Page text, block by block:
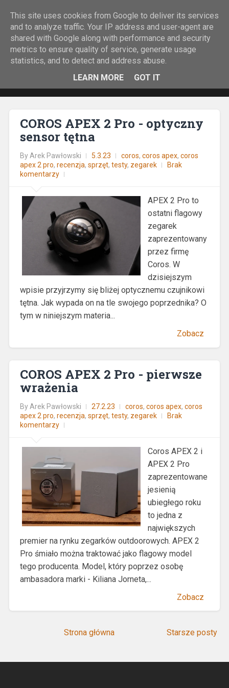
Rock&Run
O bieganiu z górskiej perspektywy.
COROS APEX 2 Pro - optyczny
sensor tętna
ByArek Pawłowski 5.3.23 coros, coros apex, coros
apex 2 pro, recenzja, sprzęt, testy, zegarek
Brak
komentarzy
APEX 2 Pro to
ostatni flagowy
zegarek
zaprezentowany
przez firmę
Coros. W
dzisiejszym
wpisie przyjrzymy się bliżej optycznemu czujnikowi
tętna. Jak wypada on na tle swojego poprzednika? O
tym w niniejszym materia...
Zobacz
COROS APEX 2 Pro - pierwsze
wrażenia
By Arek Pawłowski 27.2.23 coros, coros apex, coros
apex 2 pro, recenzja, sprzęt, testy, zegarek
Brak
komentarzy
Coros APEX 2 i
APEX 2 Pro
zaprezentowane
jesienią
ubiegłego roku
to jedna z
największych
premier na rynku zegarków outdoorowych. APEX 2
Pro śmiało można traktować jako flagowy model
tego producenta. Model, który poprzez osobę
ambasadora marki - Kiliana Jorneta,...
Zobacz
Starsze posty
Strona główna
This site uses cookies from Google to deliver its services
and to analyze traffic. Your IP address and user-agent are
shared with Google along with performance and security
metrics to ensure quality of service, generate usage
statistics, and to detect and address abuse.
LEARN MORE
GOT IT